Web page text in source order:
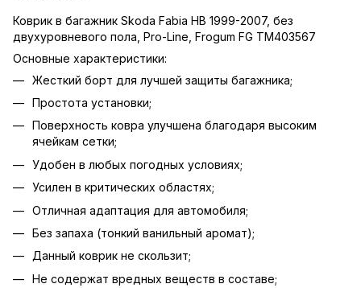
Коврик в багажник Skoda Fabia HB 1999-2007, без
двухуровневого пола, Pro-Line, Frogum FG TM403567
Основные характеристики:
Жесткий борт для лучшей защиты багажника;
Простота установки;
Поверхность ковра улучшена благодаря высоким
ячейкам сетки;
Удобен в любых погодных условиях;
Усилен в критических областях;
Отличная адаптация для автомобиля;
Без запаха (тонкий ванильный аромат);
Данный коврик не скользит;
Не содержат вредных веществ в составе;